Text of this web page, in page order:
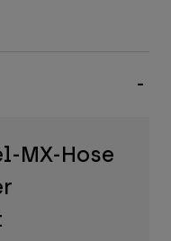
MX-Hose